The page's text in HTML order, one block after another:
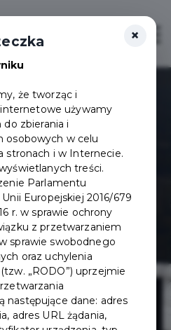
ul.
×
że tworząc i
używamy
do zbierania i
osobowych w celu
stronach i w Internecie.
treści.
Parlamentu
Europejskiej 2016/679
r. w sprawie ochrony
z przetwarzaniem
sprawie swobodnego
oraz uchylenia
„RODO”) uprzejmie
następujące dane: adres
adres URL żądania,